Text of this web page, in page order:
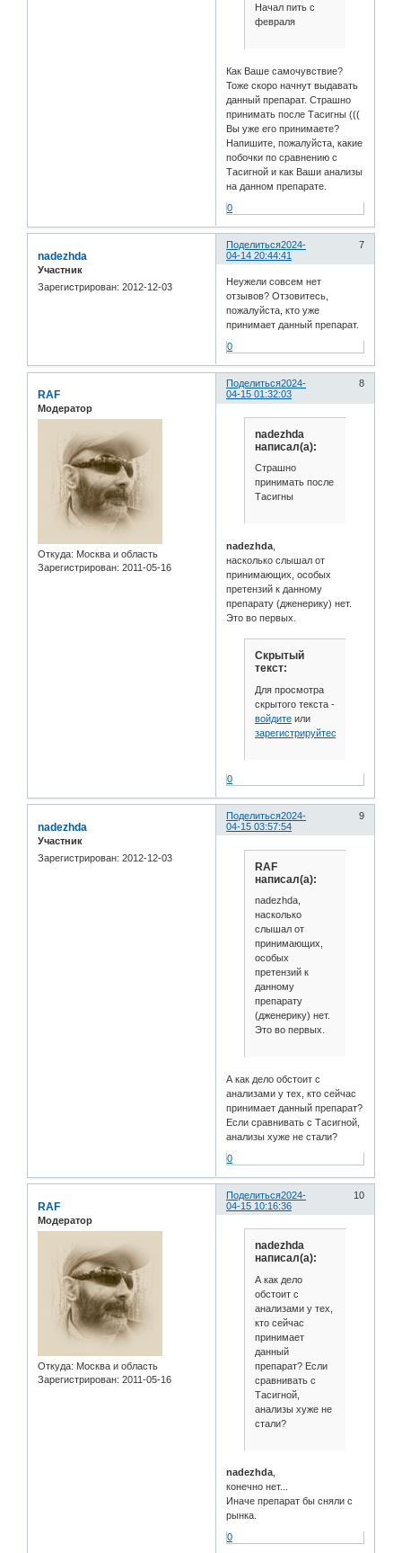
Начал пить с
февраля
Как Ваше самочувствие?
Тоже скоро начнут выдавать
данный препарат. Страшно
принимать после Тасигны (((
Вы уже его принимаете?
Напишите, пожалуйста, какие
побочки по сравнению с
Тасигной и как Ваши анализы
на данном препарате.
0
Поделиться 7
2024-
04-14 20:44:41
nadezhda
Участник
Зарегистрирован: 2012-12-03
Неужели совсем нет
отзывов? Отзовитесь,
пожалуйста, кто уже
принимает данный препарат.
0
Поделиться 8
2024-
04-15 01:32:03
RAF
Модератор
Откуда: Москва и область
Зарегистрирован: 2011-05-16
nadezhda
написал(а):
Страшно
принимать после
Тасигны
nadezhda
насколько слышал от
принимающих, особых
претензий к данному
препарату (дженерику) нет.
Это во первых.
Скрытый
текст:
Для просмотра
скрытого текста -
войдитеили
зарегистрируйтесь
0
Поделиться 9
2024-
04-15 03:57:54
nadezhda
Участник
Зарегистрирован: 2012-12-03
RAF
написал(а):
nadezhda,
насколько
слышал от
принимающих,
особых
претензий к
данному
препарату
(дженерику) нет.
Это во первых.
А как дело обстоит с
анализами у тех, кто сейчас
принимает данный препарат?
Если сравнивать с Тасигной,
анализы хуже не стали?
0
Поделиться 10
2024-
04-15 10:16:36
RAF
Модератор
Откуда: Москва и область
Зарегистрирован: 2011-05-16
nadezhda
написал(а):
А как дело
обстоит с
анализами у тех,
кто сейчас
принимает
данный
препарат? Если
сравнивать с
Тасигной,
анализы хуже не
стали?
nadezhda
конечно нет...
Иначе препарат бы сняли с
рынка.
0